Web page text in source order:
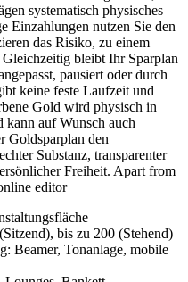
systematisch physisches
Einzahlungen nutzen Sie den
das Risiko, zu einem
bleibt Ihr Sparplan
pausiert oder durch
keine feste Laufzeit und
Gold wird physisch in
kann auf Wunsch auch
Goldsparplan den
Substanz, transparenter
Freiheit. Apart from
editor
bis zu 200 (Stehend)
Beamer, Tonanlage, mobile